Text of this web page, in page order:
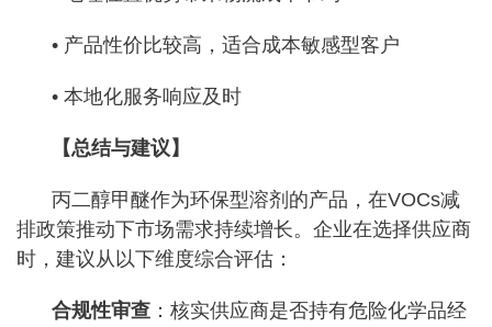
• 产品性价比较高，适合成本敏感型客户
• 本地化服务响应及时
【总结与建议】
丙二醇甲醚作为环保型溶剂的产品，在VOCs减
排政策推动下市场需求持续增长。企业在选择供应商
时，建议从以下维度综合评估：
合规性审查 ：核实供应商是否持有危险化学品经